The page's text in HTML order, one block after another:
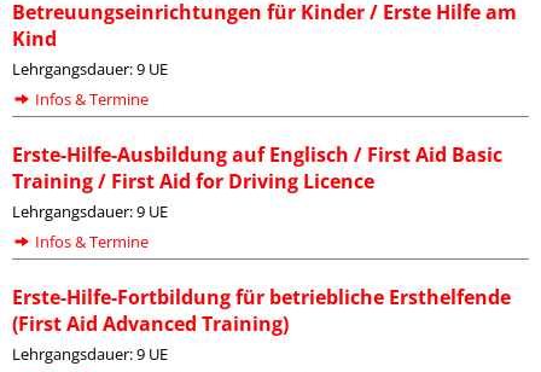
Betreuungseinrichtungen für Kinder / Erste Hilfe am
Kind
Lehrgangsdauer: 9 UE
Infos & Termine
Erste-Hilfe-Ausbildung auf Englisch / First Aid Basic
Training / First Aid for Driving Licence
Lehrgangsdauer: 9 UE
Infos & Termine
Erste-Hilfe-Fortbildung für betriebliche Ersthelfende
(First Aid Advanced Training)
Lehrgangsdauer: 9 UE